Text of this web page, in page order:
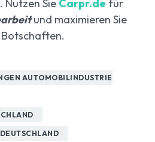
. Nutzen Sie Carpr.de für
und maximieren Sie
AUTOMOBILINDUSTRIE